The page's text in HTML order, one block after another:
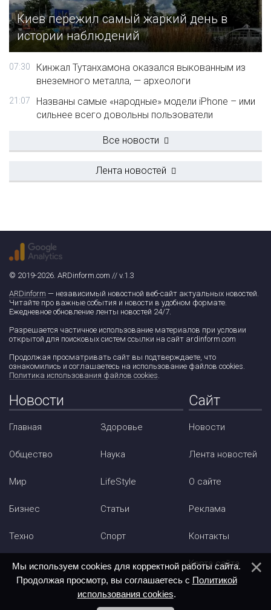
Киев пережил самый жаркий день в
истории наблюдений
07:30
Кинжал Тутанхамона оказался выкованным из
внеземного металла, — археологи
21:07
Названы самые «народные» модели iPhone – ими
сильнее всего довольны пользователи
Все новости
Лента новостей
© 2019-2026. ARDinform.com // v.1.3
ARDinform — независимый новостной веб-сайт актуальных новостей.
Читайте про важные события и новости в удобном формате.
Ежедневное обновление ленты новостей 24/7.
Разрешается частичное использование материалов при условии
открытой для поисковых систем ссылки на сайт ardinform.com
Продолжая просматривать сайт вы подтверждаете, что
ознакомились и соглашаетесь на использование файлов cookies.
Политика использования файлов cookies.
Новости
Главная
Общество
Мир
Бизнес
Техно
Здоровье
Наука
LifeStyle
Статьи
Спорт
Сайт
Новости
Лента новостей
О сайте
Реклама
Контакты
Карта сайта
Мы используем cookies для корректной работы сайта.
Продолжая просмотр, вы соглашаетесь с Политикой
использования cookies.